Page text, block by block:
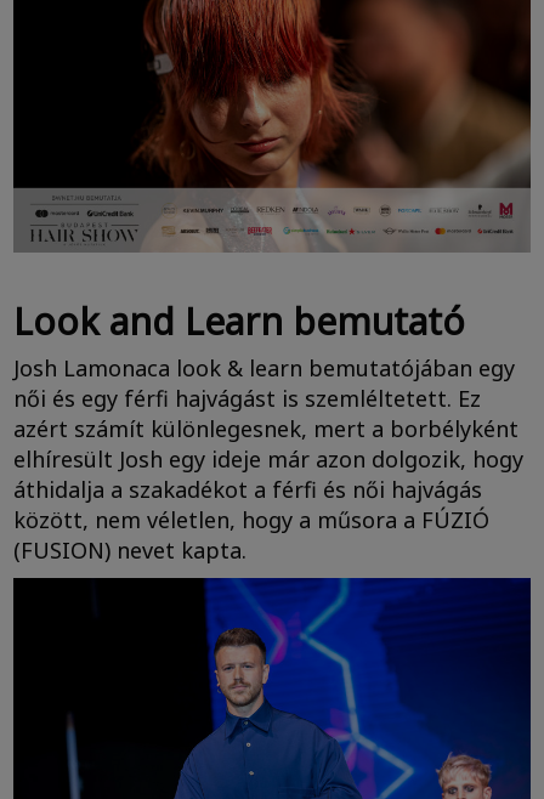
Look and Learn bemutató
Josh Lamonaca look & learn bemutatójában egy
női és egy férfi hajvágást is szemléltetett. Ez
azért számít különlegesnek, mert a borbélyként
elhíresült Josh egy ideje már azon dolgozik, hogy
áthidalja a szakadékot a férfi és női hajvágás
között, nem véletlen, hogy a műsora a FÚZIÓ
(FUSION) nevet kapta.